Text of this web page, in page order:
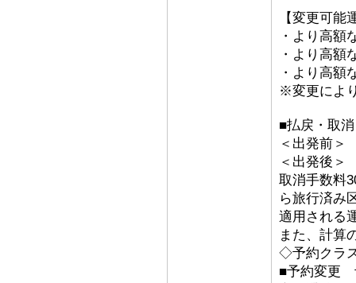
【変更可能
・より高額
・より高額
・より高額
※変更によ
■払戻・取消
＜出発前＞
＜出発後
取消手数料
ら旅行済み
適用される
また、計算
◇予約クラ
■予約変更